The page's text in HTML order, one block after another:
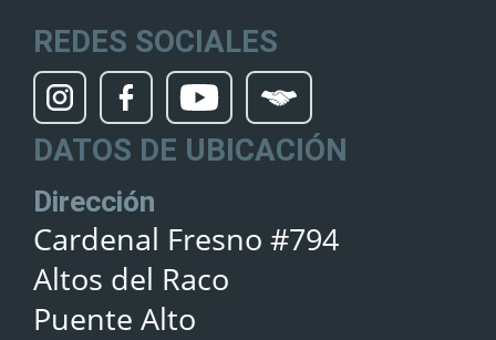
REDES SOCIALES
DATOS DE UBICACIÓN
Dirección
Cardenal Fresno #794
Altos del Raco
Puente Alto